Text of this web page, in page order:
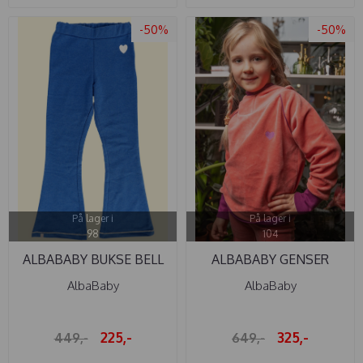
-50%
På lager i
98
ALBABABY BUKSE BELL
TRUE BLUE
AlbaBaby
449,- 225,-
-50%
På lager i
104
ALBABABY GENSER
HABIAN HOOD ...
AlbaBaby
649,- 325,-